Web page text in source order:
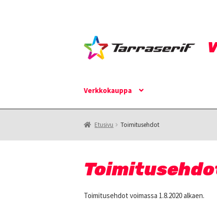
Siirry
navigointiin
Siirry
sisältöön
Verkkokauppa
Verkkokauppa
Etusivu Toimitusehdot
Toimitusehdot voimassa 1.8.2020 alkaen.